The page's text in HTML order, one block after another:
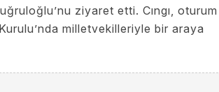
ziyaret etti. Cıngı, oturum
milletvekilleriyle bir araya